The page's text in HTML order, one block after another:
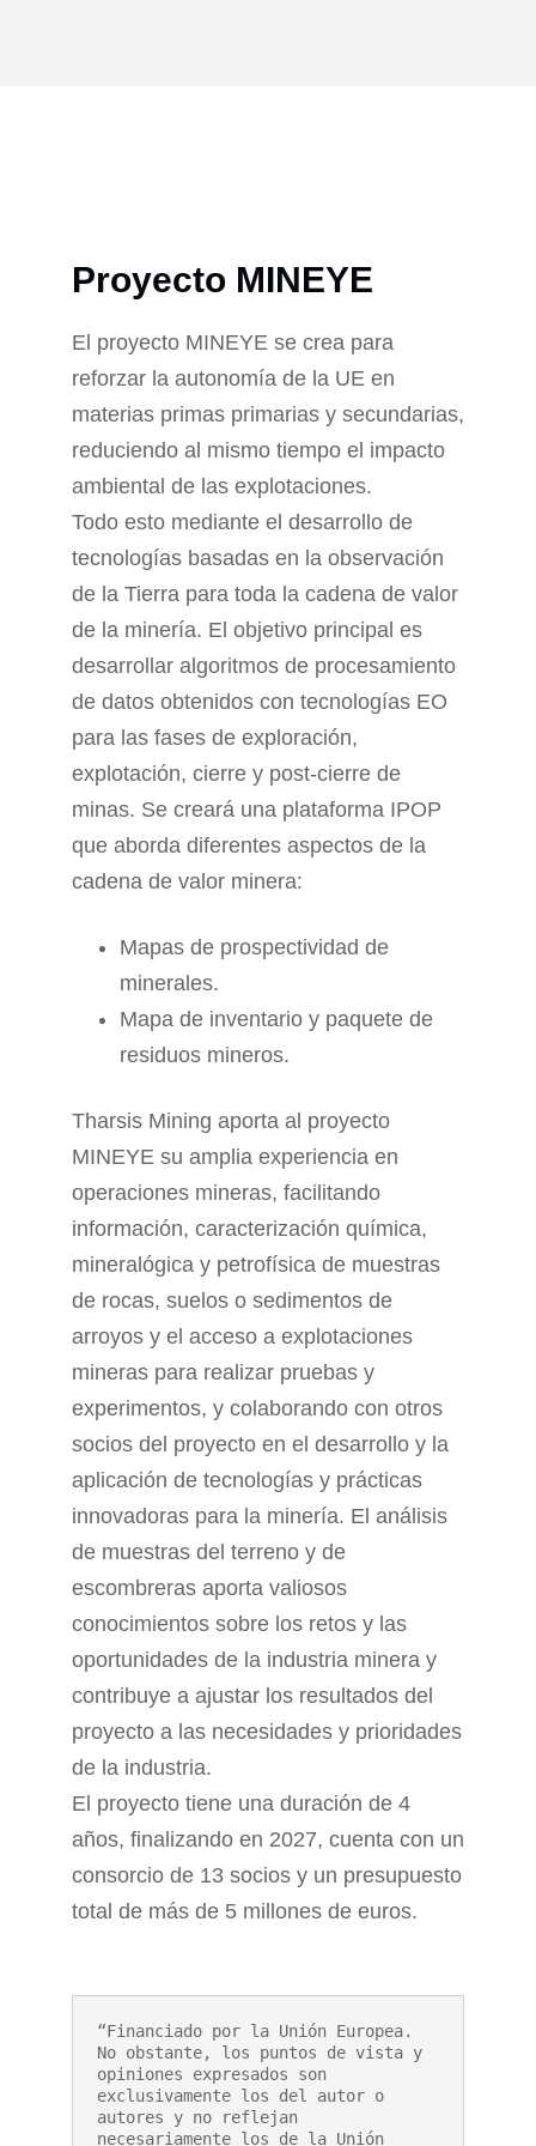
Proyecto MINEYE
El proyecto MINEYE se crea para
reforzar la autonomía de la UE en
materias primas primarias y secundarias,
reduciendo al mismo tiempo el impacto
ambiental de las explotaciones.
Todo esto mediante el desarrollo de
tecnologías basadas en la observación
de la Tierra para toda la cadena de valor
de la minería. El objetivo principal es
desarrollar algoritmos de procesamiento
de datos obtenidos con tecnologías EO
para las fases de exploración,
explotación, cierre y post-cierre de
minas. Se creará una plataforma IPOP
que aborda diferentes aspectos de la
cadena de valor minera:
Mapas de prospectividad de
minerales.
Mapa de inventario y paquete de
residuos mineros.
Tharsis Mining aporta al proyecto
MINEYE su amplia experiencia en
operaciones mineras, facilitando
información, caracterización química,
mineralógica y petrofísica de muestras
de rocas, suelos o sedimentos de
arroyos y el acceso a explotaciones
mineras para realizar pruebas y
experimentos, y colaborando con otros
socios del proyecto en el desarrollo y la
aplicación de tecnologías y prácticas
innovadoras para la minería. El análisis
de muestras del terreno y de
escombreras aporta valiosos
conocimientos sobre los retos y las
oportunidades de la industria minera y
contribuye a ajustar los resultados del
proyecto a las necesidades y prioridades
de la industria.
El proyecto tiene una duración de 4
años, finalizando en 2027, cuenta con un
consorcio de 13 socios y un presupuesto
total de más de 5 millones de euros.
“Financiado por la Unión Europea.
No obstante, los puntos de vista y
opiniones expresados son
exclusivamente los del autor o
autores y no reflejan
necesariamente los de la Unión